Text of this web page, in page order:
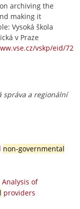
archiving the
making it
Vysoká škola
v Praze
vskp/eid/72
správa a regionální
non-governmental
of
providers